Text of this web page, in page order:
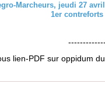
lien-PDF sur oppidum